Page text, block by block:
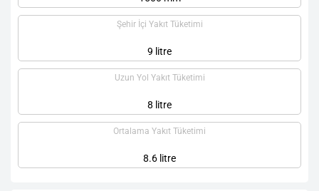
Şehir İçi Yakıt Tüketimi
9 litre
Uzun Yol Yakıt Tüketimi
8 litre
Ortalama Yakıt Tüketimi
8.6 litre